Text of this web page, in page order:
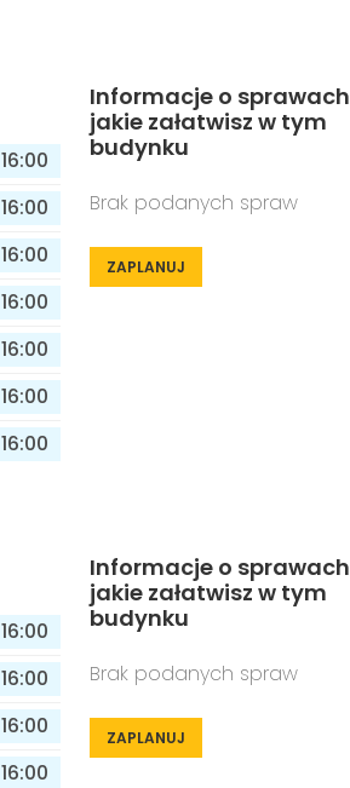
16:00
16:00
16:00
16:00
16:00
16:00
16:00
Informacje o sprawach
jakie załatwisz w tym
budynku
Brak podanych spraw
ZAPLANUJ
16:00
16:00
16:00
16:00
Informacje o sprawach
jakie załatwisz w tym
budynku
Brak podanych spraw
ZAPLANUJ